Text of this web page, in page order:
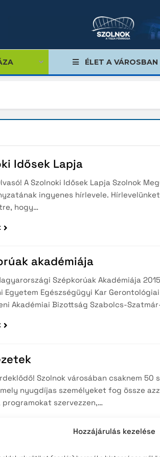
Hozzájárulás kezelése
önkormányzatok
stratégiák, koncepciók
ÉLET A VÁROSBAN
Idősek Lapja
A Szolnoki Idősek Lapja Szolnok
ingyenes hírlevele.
hogy…
akadémiája
Szépkorúak Akadémiája
Egyetem Egészségügyi Kar
Akadémiai Bizottság Szabolcs-
Szolnok városában csaknem 50
nyugdíjas személyeket fog össze
programokat szervezzen,…